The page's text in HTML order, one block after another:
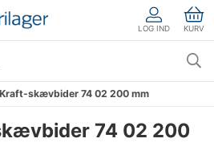
LOG IND KURV
skævbider 74 02 200 mm
74 02 200